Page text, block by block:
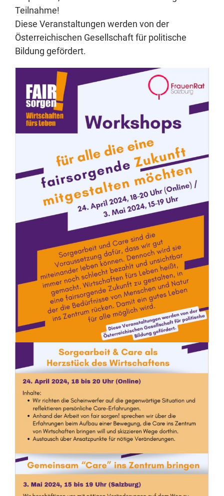
Teilnahme!
Diese Veranstaltungen werden von der
Österreichischen Gesellschaft für politische
Bildung gefördert.